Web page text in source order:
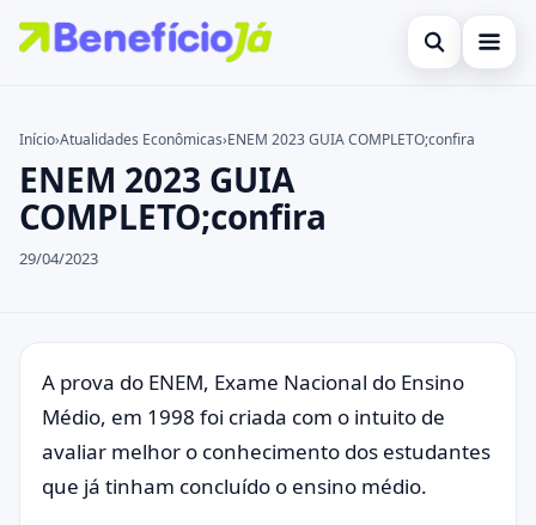
Abrir busca
Cartões de Crédito
Benefícios
Buscar no site
Buscar por:
Pressione Enter para buscar ou ESC para fechar.
Início›Atualidades Econômicas›ENEM 2023 GUIA COMPLETO;confira
ENEM 2023 GUIA
COMPLETO;confira
29/04/2023
A prova do ENEM, Exame Nacional do Ensino
Médio, em 1998 foi criada com o intuito de
avaliar melhor o conhecimento dos estudantes
que já tinham concluído o ensino médio.